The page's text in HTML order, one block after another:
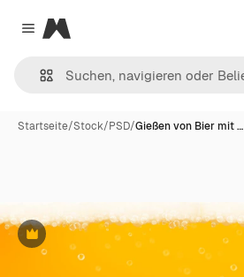
Close menu
Magnific
Startseite/Stock/PSD/Gießen von Bier mit …
Premium